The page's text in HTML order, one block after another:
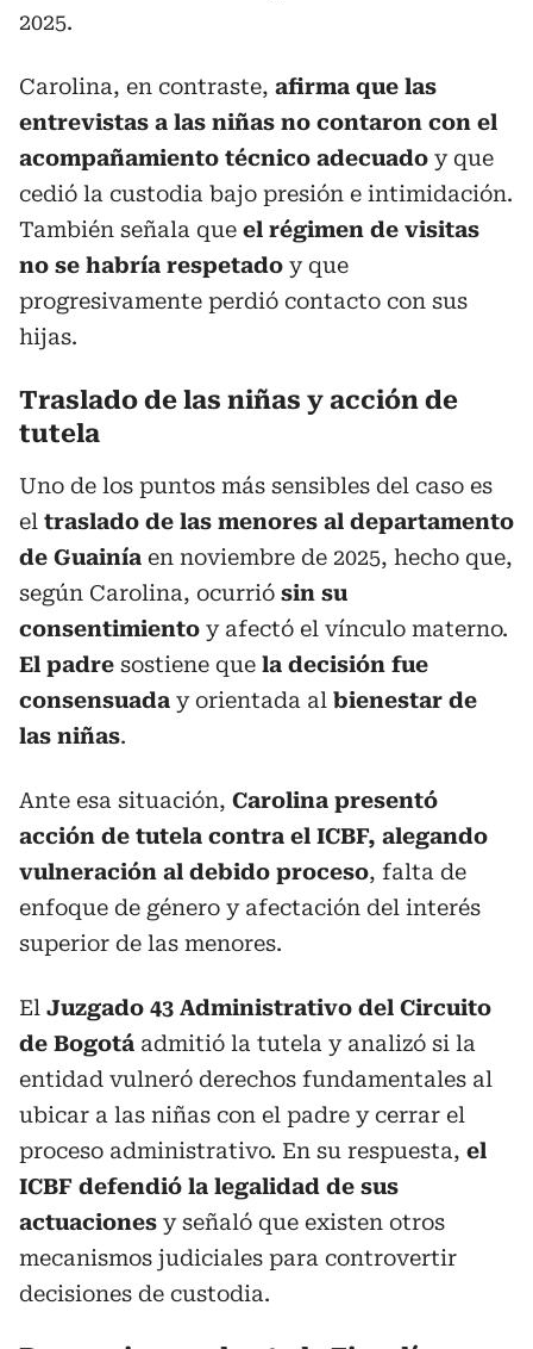
2025.
Carolina, en contraste, afirma que las
entrevistas a las niñas no contaron con el
acompañamiento técnico adecuado y que
cedió la custodia bajo presión e intimidación.
También señala que el régimen de visitas
no se habría respetado y que
progresivamente perdió contacto con sus
hijas.
Traslado de las niñas y acción de
tutela
Uno de los puntos más sensibles del caso es
el traslado de las menores al departamento
de Guainía en noviembre de 2025, hecho que,
según Carolina, ocurrió sin su
consentimiento y afectó el vínculo materno.
El padre sostiene que la decisión fue
consensuada y orientada al bienestar de
las niñas.
Ante esa situación, Carolina presentó
acción de tutela contra el ICBF, alegando
vulneración al debido proceso, falta de
enfoque de género y afectación del interés
superior de las menores.
El Juzgado 43 Administrativo del Circuito
de Bogotá admitió la tutela y analizó si la
entidad vulneró derechos fundamentales al
ubicar a las niñas con el padre y cerrar el
proceso administrativo. En su respuesta, el
ICBF defendió la legalidad de sus
actuaciones y señaló que existen otros
mecanismos judiciales para controvertir
decisiones de custodia.